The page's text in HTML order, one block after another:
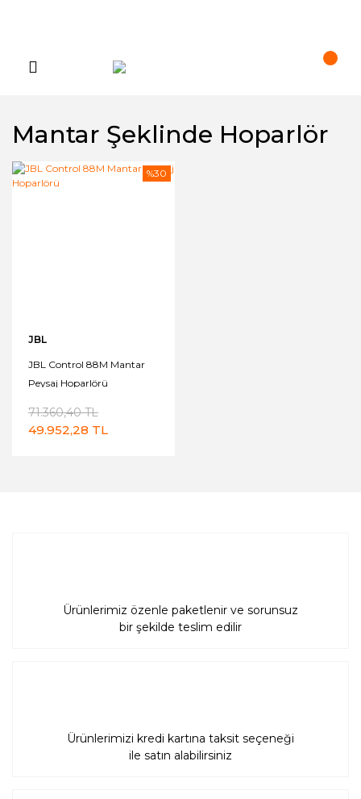
Mantar Şeklinde Hoparlör
%30
JBL
JBL Control 88M Mantar
Peysaj Hoparlörü
71.360,40 TL
49.952,28 TL
Ürünlerimiz özenle paketlenir ve sorunsuz
bir şekilde teslim edilir
Ürünlerimizi kredi kartına taksit seçeneği
ile satın alabilirsiniz